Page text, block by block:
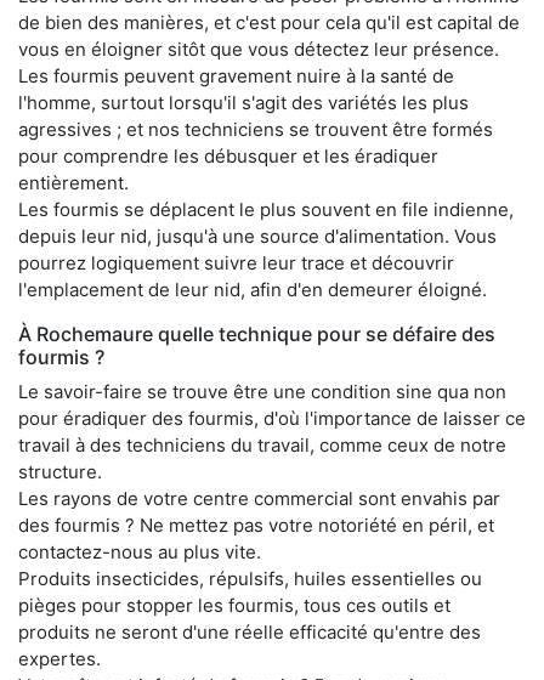
de bien des manières, et c'est pour cela qu'il est capital de
vous en éloigner sitôt que vous détectez leur présence.
Les fourmis peuvent gravement nuire à la santé de
l'homme, surtout lorsqu'il s'agit des variétés les plus
agressives ; et nos techniciens se trouvent être formés
pour comprendre les débusquer et les éradiquer
entièrement.
Les fourmis se déplacent le plus souvent en file indienne,
depuis leur nid, jusqu'à une source d'alimentation. Vous
pourrez logiquement suivre leur trace et découvrir
l'emplacement de leur nid, afin d'en demeurer éloigné.
À Rochemaure quelle technique pour se défaire des
fourmis ?
Le savoir-faire se trouve être une condition sine qua non
pour éradiquer des fourmis, d'où l'importance de laisser ce
travail à des techniciens du travail, comme ceux de notre
structure.
Les rayons de votre centre commercial sont envahis par
des fourmis ? Ne mettez pas votre notoriété en péril, et
contactez-nous au plus vite.
Produits insecticides, répulsifs, huiles essentielles ou
pièges pour stopper les fourmis, tous ces outils et
produits ne seront d'une réelle efficacité qu'entre des
expertes.